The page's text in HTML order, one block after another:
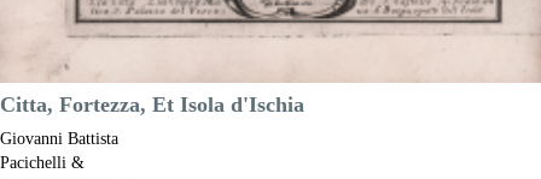
Citta, Fortezza, Et Isola d'Ischia
Giovanni Battista
Pacichelli &